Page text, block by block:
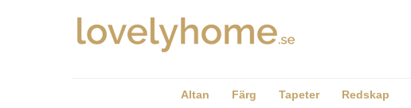
Altan Färg Tapeter Redskap